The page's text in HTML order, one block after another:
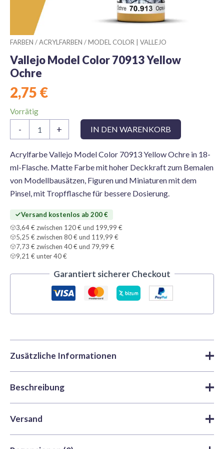
FARBEN /ACRYLFARBEN /MODEL COLOR | VALLEJO
Vallejo Model Color 70913 Yellow
Ochre
2,75 €
Vorrätig
-
Model
70913
Yellow
Menge
+ IN DEN WARENKORB
Acrylfarbe Vallejo Model Color 70913 Yellow Ochre in 18-
ml-Flasche. Matte Farbe mit hoher Deckkraft zum Bemalen
von Modellbausätzen, Figuren und Miniaturen mit dem
Pinsel, mit Tropfflasche für bessere Dosierung.
Versand kostenlos ab 200 €
3,64 € zwischen 120 € und 199,99 €
5,25 € zwischen 80 € und 119,99 €
7,73 € zwischen 40 € und 79,99 €
9,21 € unter 40 €
Garantiert sicherer Checkout
Zusätzliche Informationen
Marke
Farben,Acrylfarben,Model
Artikelnummer
VAL-70913
Beschreibung
Vallejo Model Color 70913 Yellow Ochre ist eine matte
Versand